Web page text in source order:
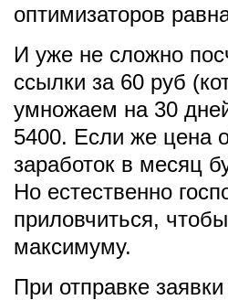
оптимизаторов
И уже не сложно
ссылки за 60 руб
умножаем на 30
5400. Если же цена
заработок в месяц
Но естественно
приловчиться,
максимуму.
При отправке